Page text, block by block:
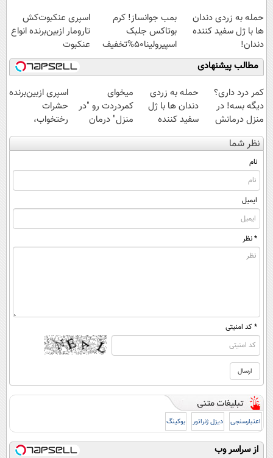
حمله به زردی دندان
ها با ژل سفید کننده
دندان!
خرید40%تخفیف
بمب جوانساز! کرم
بوتاکس جلبک
اسپیرولینا50%تخفیف
اسپری عنکبوت‌‌کش
تارومار ازبین‌برنده انواع
عنکبوت
مطالب پیشنهادی
کمر درد داری؟
دیگه بسه! در
منزل درمانش
کن
(◀پرسش‌نامه)
حمله به زردی
دندان ها با ژل
سفید کننده
دندان!
خرید40%تخفیف
میخوای
کمردردت رو "در
منزل" درمان
کنی؟ (◂فیلم +
◂پرسش‌نامه)
اسپری ازبین‌برنده
حشرات
رختخواب،
مناسب برای
مقابله با انواع
نظر شما
نام
ایمیل
* نظر
* کد امنیتی
اعتبارسنجی دیزل ژنراتور بوکینگ
از سراسر وب